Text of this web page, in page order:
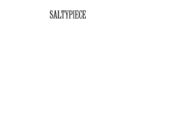
SALTYPIECE